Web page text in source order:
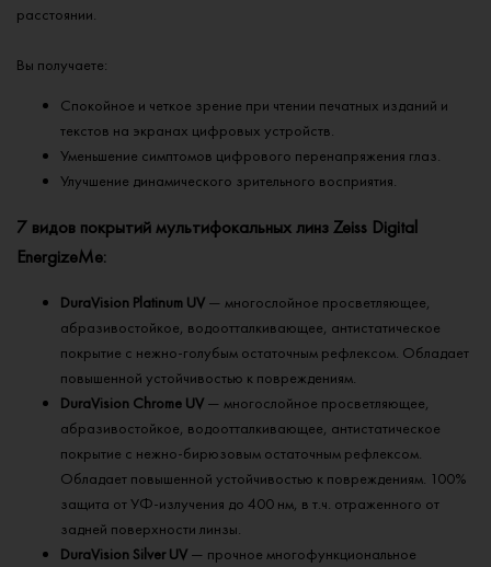
расстоянии.
Вы получаете:
Спокойное и четкое зрение при чтении печатных изданий и
текстов на экранах цифровых устройств.
Уменьшение симптомов цифрового перенапряжения глаз.
Улучшение динамического зрительного восприятия.
7 видов покрытий мультифокальных линз Zeiss Digital
EnergizeMe:
DuraVision Platinum UV — многослойное просветляющее,
абразивостойкое, водоотталкивающее, антистатическое
покрытие с нежно-голубым остаточным рефлексом. Обладает
повышенной устойчивостью к повреждениям.
DuraVision Chrome UV — многослойное просветляющее,
абразивостойкое, водоотталкивающее, антистатическое
покрытие с нежно-бирюзовым остаточным рефлексом.
Обладает повышенной устойчивостью к повреждениям. 100%
защита от УФ-излучения до 400 нм, в т.ч. отраженного от
задней поверхности линзы.
DuraVision Silver UV — прочное многофункциональное